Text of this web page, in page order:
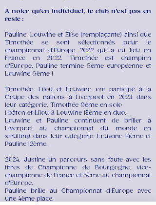
A noter qu'en individuel, le club n'est pas en
reste :
Pauline, Louwine et Elise (remplaçante) ainsi que
Timothée se sont sélectionnés pour le
championnat d'Europe 2022 qui a eu lieu en
France en 2022. Timothée est champion
d'Europe, Pauline termine 5ème européenne et
Louwine 6ème !
Timothée,Lilou et Louwine ont participé à la
Coupe des nations à Liverpool en 2023 dans
leur catégorie, Timothée 9ème en solo
1 bâton et Lilou & Louwine 13ème en duo.
Louwine et Pauline continuent de briller à
Liverpool au championnat du monde en
strutting dans leur catégorie, Louwine 14ème et
Pauline 12ème.
2024, Justine un parcours sans faute avec les
titres de Championne de Bourgogne, vice-
championne de France et 5ème au championnat
d'Europe.
Pauline brille au Championnat d'Europe avec
une 4ème place.